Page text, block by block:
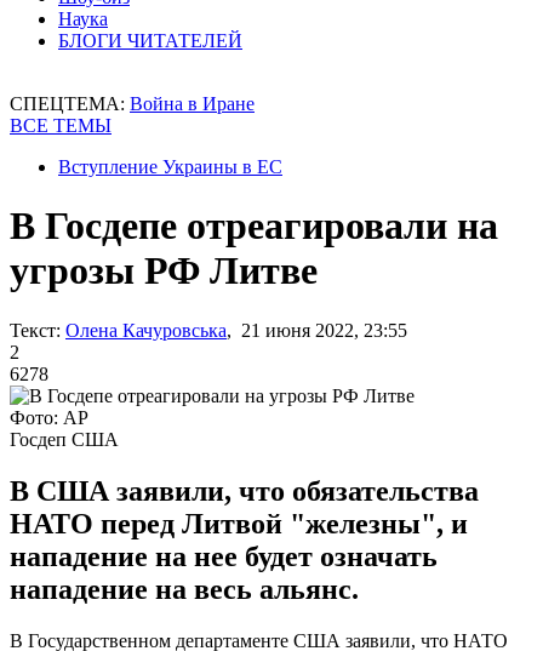
Наука
БЛОГИ ЧИТАТЕЛЕЙ
СПЕЦТЕМА: Война в Иране
ВСЕ ТЕМЫ
Вступление Украины в ЕС
В Госдепе отреагировали на
угрозы РФ Литве
Текст: Олена Качуровська, 21 июня 2022, 23:55
2
6278
Фото: АР
Госдеп США
В США заявили, что обязательства
НАТО перед Литвой "железны", и
нападение на нее будет означать
нападение на весь альянс.
В Государственном департаменте США заявили, что НАТО